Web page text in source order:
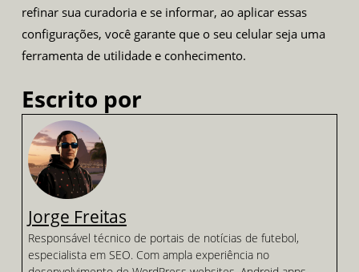
refinar sua curadoria e se informar, ao aplicar essas
configurações, você garante que o seu celular seja uma
ferramenta de utilidade e conhecimento.
Escrito por
Jorge Freitas
Responsável técnico de portais de notícias de futebol,
especialista em SEO. Com ampla experiência no